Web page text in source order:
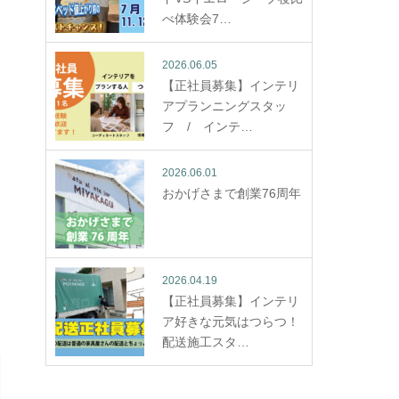
べ体験会7…
2026.06.05
【正社員募集】インテリ
アプランニングスタッ
フ / インテ…
2026.06.01
おかげさまで創業76周年
2026.04.19
【正社員募集】インテリ
ア好きな元気はつらつ！
配送施工スタ…